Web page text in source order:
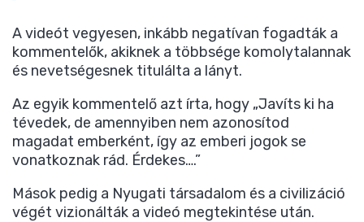
A videót vegyesen, inkább negatívan fogadták a
kommentelők, akiknek a többsége komolytalannak
és nevetségesnek titulálta a lányt.
Az egyik kommentelő azt írta, hogy „Javíts ki ha
tévedek, de amennyiben nem azonosítod
magadat emberként, így az emberi jogok se
vonatkoznak rád. Érdekes….”
Mások pedig a Nyugati társadalom és a civilizáció
végét vizionálták a videó megtekintése után.